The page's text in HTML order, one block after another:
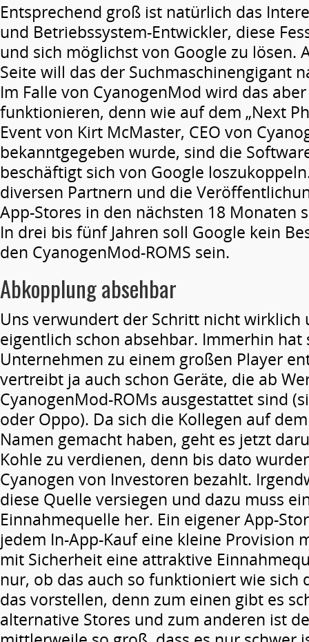
Entsprechend groß ist natürlich das
und Betriebssystem-Entwickler, diese
und sich möglichst von Google zu lösen.
Seite will das der Suchmaschinengigant
Im Falle von CyanogenMod wird das
funktionieren, denn wie auf dem „Next
Event von Kirt McMaster, CEO von
bekanntgegeben wurde, sind die
beschäftigt sich von Google
diversen Partnern und die
App-Stores in den nächsten 18 Monaten
In drei bis fünf Jahren soll Google kein
den CyanogenMod-ROMS sein.
Abkopplung absehbar
Uns verwundert der Schritt nicht wirklich
eigentlich schon absehbar. Immerhin hat
Unternehmen zu einem großen Player
vertreibt ja auch schon Geräte, die ab
CyanogenMod-ROMs ausgestattet sind
oder Oppo). Da sich die Kollegen auf
Namen gemacht haben, geht es jetzt
Kohle zu verdienen, denn bis dato
Cyanogen von Investoren bezahlt.
diese Quelle versiegen und dazu muss
Einnahmequelle her. Ein eigener App-
jedem In-App-Kauf eine kleine Provision
mit Sicherheit eine attraktive
nur, ob das auch so funktioniert wie sich
das vorstellen, denn zum einen gibt es
alternative Stores und zum anderen ist